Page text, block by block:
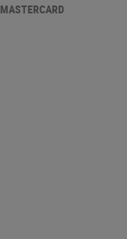
MASTERCARD